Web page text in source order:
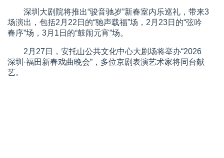
深圳大剧院将推出“骏音驰岁”新春室内乐巡礼，带来3
场演出，包括2月22日的“驰声载福”场，2月23日的“弦吟
春序”场，3月1日的“鼓闹元宵”场。
2月27日，安托山公共文化中心大剧场将举办“2026
深圳·福田新春戏曲晚会”，多位京剧表演艺术家将同台献
艺。